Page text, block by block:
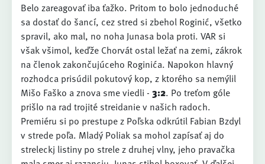
Belo zareagovať iba ťažko. Pritom to bolo jednoduché
sa dostať do šancí, cez stred si zbehol Roginić, všetko
spravil, ako mal, no noha Junasa bola proti. VAR si
však všimol, keďže Chorvát ostal ležať na zemi, zákrok
na členok zakončujúceho Roginića. Napokon hlavný
rozhodca prisúdil pokutový kop, z ktorého sa nemýlil
Mišo Faško a znova sme viedli - 3:2. Po treťom góle
prišlo na rad trojité streidanie v našich radoch.
Premiéru si po prestupe z Poľska odkrútil Fabian Bzdyl
v strede poľa. Mladý Poliak sa mohol zapísať aj do
streleckj listiny po strele z druhej vlny, jeho pravačka